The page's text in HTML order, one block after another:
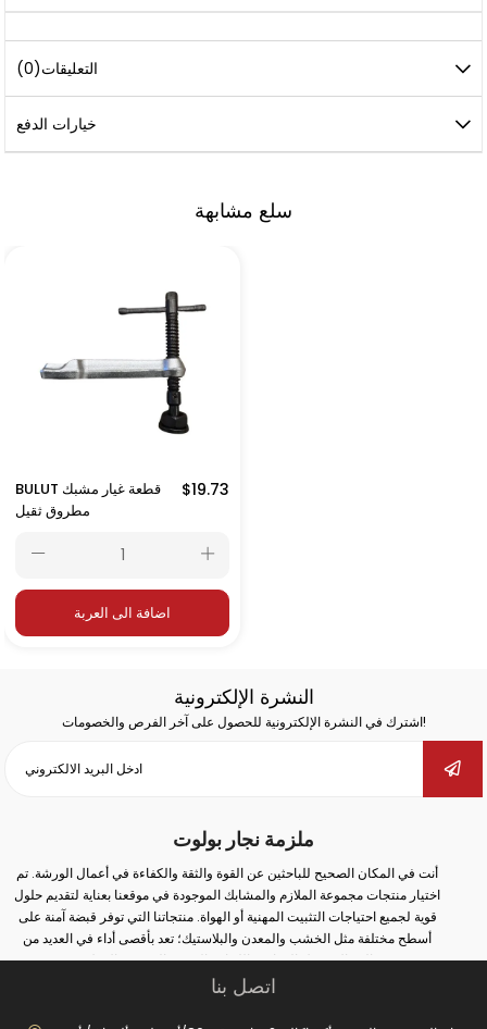
التعليقات(0)
خيارات الدفع
سلع مشابهة
BULUT قطعة غيار مشبك
مطروق ثقيل
$19.73
اضافة الى العربة
النشرة الإلكترونية
اشترك في النشرة الإلكترونية للحصول على آخر الفرص والخصومات!
ملزمة نجار بولوت
أنت في المكان الصحيح للباحثين عن القوة والثقة والكفاءة في أعمال الورشة. تم
اختيار منتجات مجموعة الملازم والمشابك الموجودة في موقعنا بعناية لتقديم حلول
قوية لجميع احتياجات التثبيت المهنية أو الهواة. منتجاتنا التي توفر قبضة آمنة على
أسطح مختلفة مثل الخشب والمعدن والبلاستيك؛ تعد بأقصى أداء في العديد من
المجالات مثل النجارة واللحام والثقب والتجميع والإصلاح.
سواء كنت تقوم بأعمال صناعية واسعة النطاق أو إصلاحات بسيطة في المنزل؛ يمكنك
منتجاتنا الواسعة من الملازم المطروقة إلى ملازم المثقاب، ومن ملازم السكك
اتصل بنا